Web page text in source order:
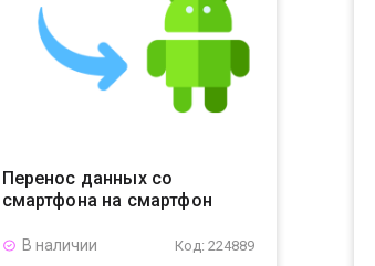
Перенос данных со
смартфона на смартфон
Код: 224889
В наличии